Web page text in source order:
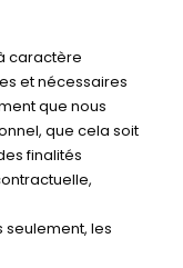
caractère
et nécessaires
que nous
que cela soit
finalités
seulement, les